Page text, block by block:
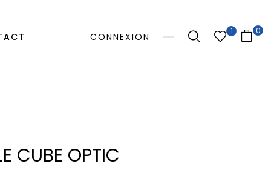
CONNEXION
1 0
CUBE OPTIC